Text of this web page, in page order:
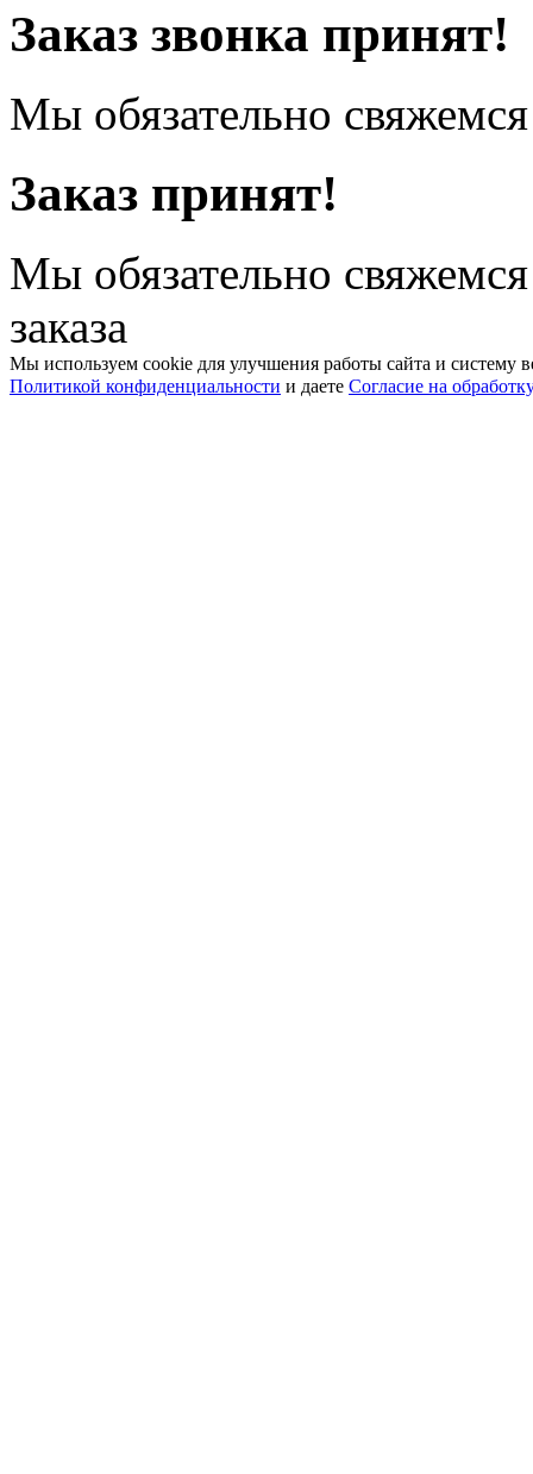
Заказ звонка принят!
Мы обязательно
Заказ принят!
Мы обязательно
заказа
Мы используем cookie для улучшения работы сайта и систему
Политикой конфиденциальности и даете Согласие на